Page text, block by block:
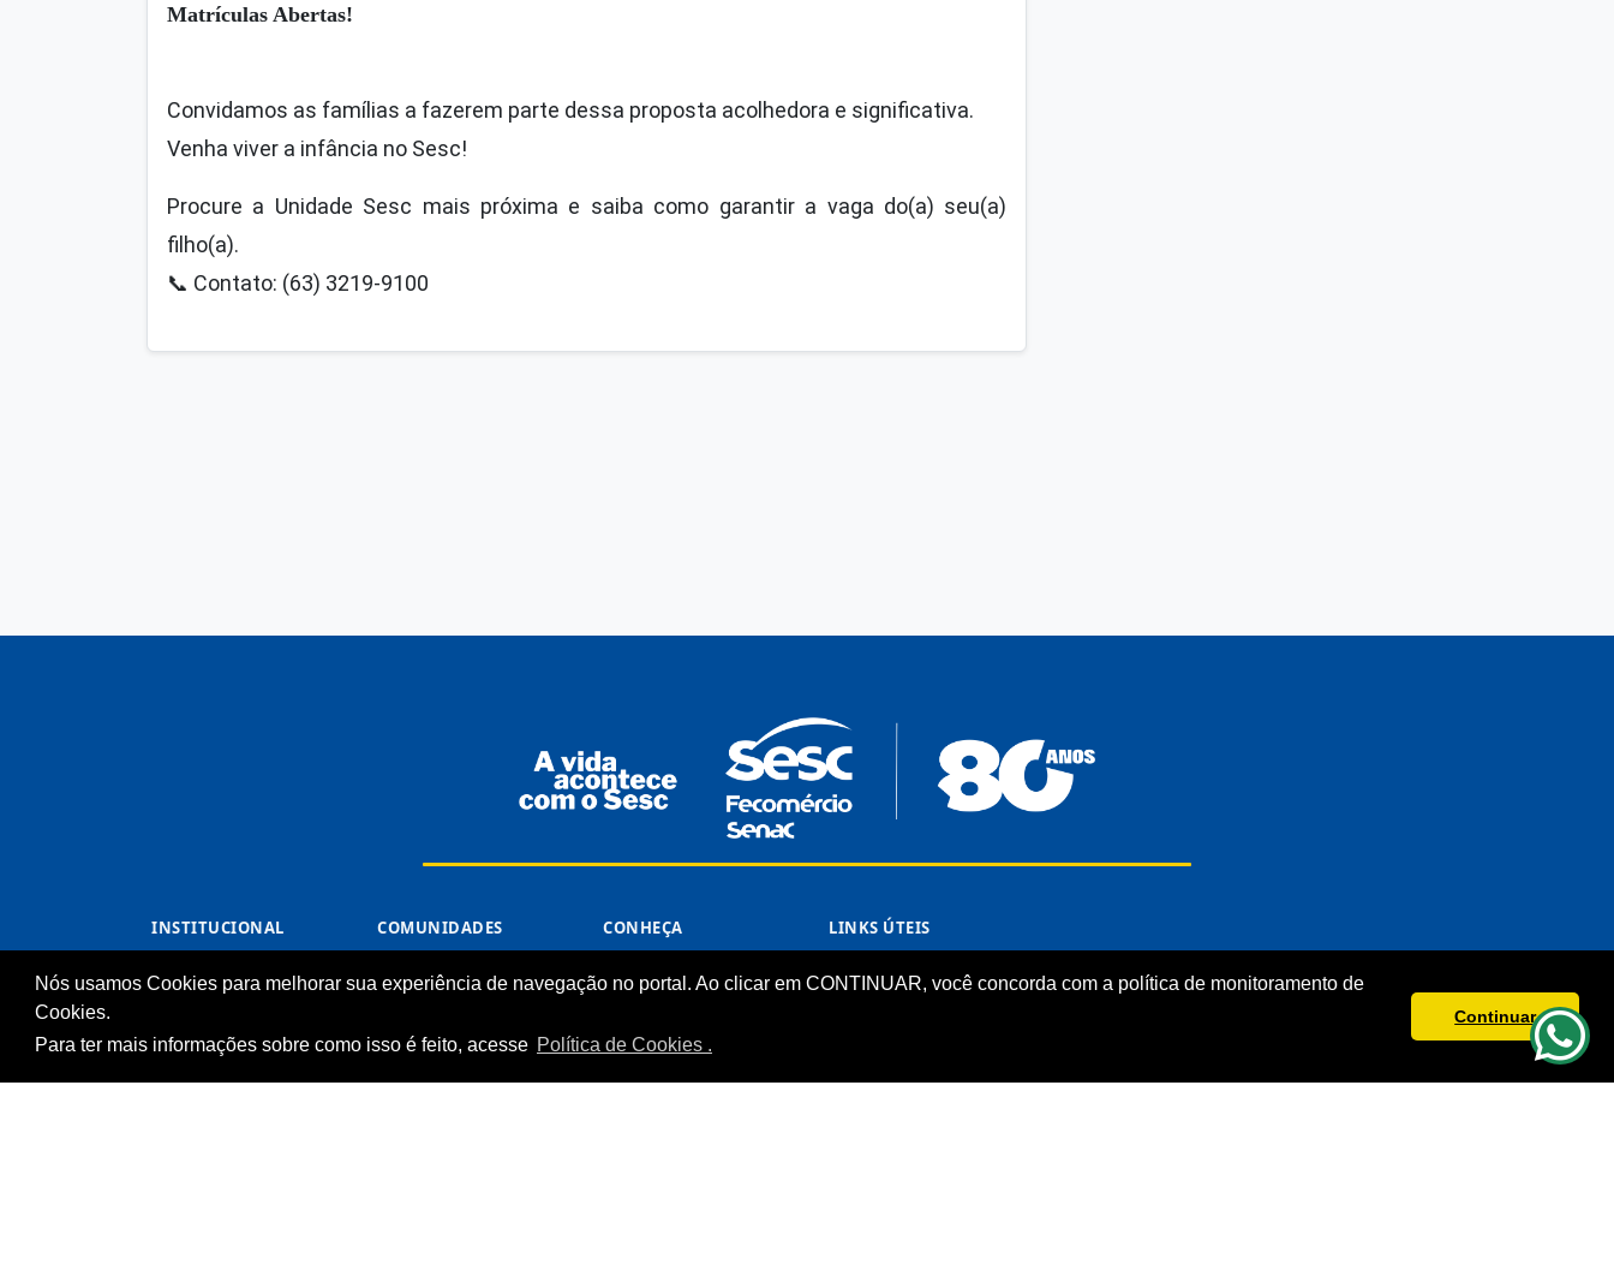
Nós usamos Cookies para melhorar sua experiência de navegação no portal. Ao clicar em CONTINUAR, você concorda com a política de monitoramento de
Cookies.
Para ter mais informações sobre como isso é feito, acesse Política de Cookies .
Continuar
Matrículas Abertas!
Convidamos as famílias a fazerem parte dessa proposta acolhedora e significativa.
Venha viver a infância no Sesc!
Procure a Unidade Sesc mais próxima e saiba como garantir a vaga do(a) seu(a)
filho(a).
📞 Contato: (63) 3219-9100
INSTITUCIONAL
(Antigos)
Notícias
COMUNIDADES
Cliente
CONHEÇA
Sobre o Sesc
Estrutura Organizacional
LINKS ÚTEIS
Fecomércio